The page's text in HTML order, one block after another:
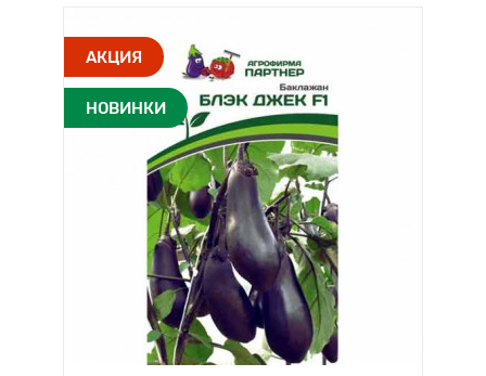
АКЦИЯ
НОВИНКИ